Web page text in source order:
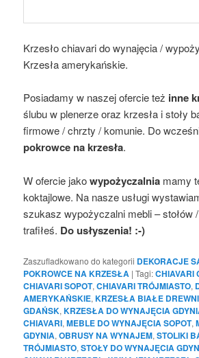
Krzesło chiavari do wynajęcia /
Krzesła amerykańskie.
Posiadamy w naszej ofercie też inne
ślubu w plenerze oraz krzesła i stoły
firmowe / chrzty / komunie. Do
pokrowce na krzesła.
W ofercie jakowypożyczalnia mamy
koktajlowe. Na nasze usługi
szukasz wypożyczalni mebli – stołów
trafiłeś. Do usłyszenia! :-)
Zaszufladkowano do kategorii DEKORACJE
POKROWCE NA KRZESŁA | Tagi:CHIAVARI
CHIAVARI SOPOT, CHIAVARI TRÓJMIASTO,
AMERYKAŃSKIE, KRZESŁA BIAŁE
GDAŃSK, KRZESŁA DO WYNAJĘCIA
CHIAVARI, MEBLE DO WYNAJĘCIA SOPOT,
GDYNIA, OBRUSY NA WYNAJEM, STOLIKI
TRÓJMIASTO, STOŁY DO WYNAJĘCIA